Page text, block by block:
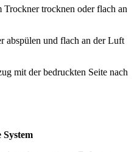
trocknen oder flach an
abspülen und flach an der Luft
mit der bedruckten Seite nach
System